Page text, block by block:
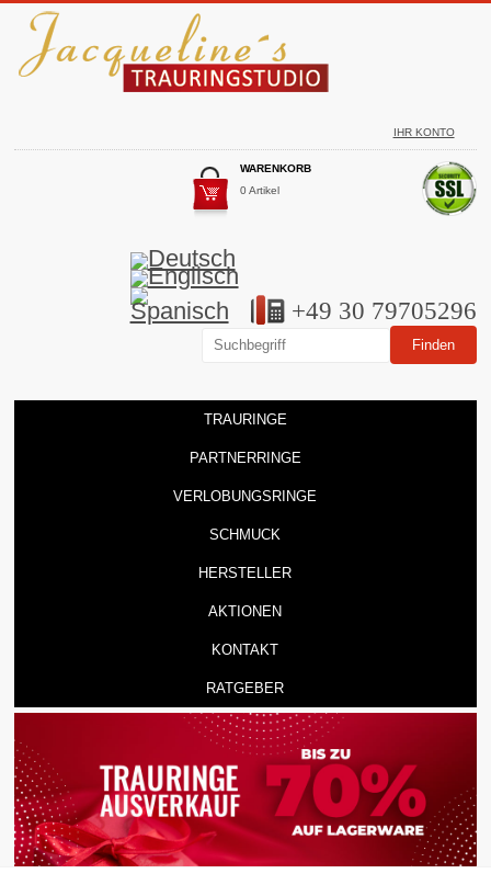
IHR KONTO
WARENKORB
0 Artikel
+49 30 79705296
TRAURINGE
PARTNERRINGE
VERLOBUNGSRINGE
SCHMUCK
HERSTELLER
AKTIONEN
KONTAKT
RATGEBER